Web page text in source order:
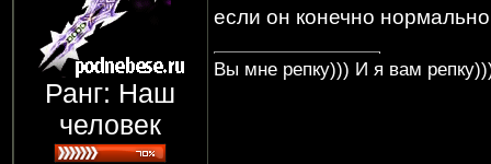
Ранг: Наш
человек
если он конечно
Вы мне репку))) И я вам